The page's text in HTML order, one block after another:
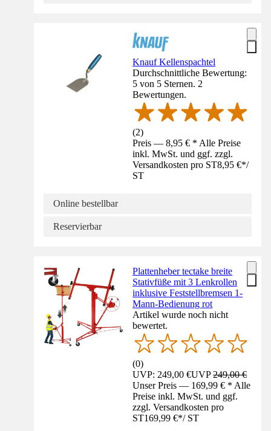
Knauf Kellenspachtel
Durchschnittliche Bewertung:
5 von 5 Sternen. 2
Bewertungen.
(2)
Preis — 8,95 € * Alle Preise
inkl. MwSt. und ggf. zzgl.
Versandkosten pro ST8,95 €*/
ST
Online bestellbar
Reservierbar
Plattenheber tectake breite
Stativfüße mit 3 Lenkrollen
inklusive Feststellbremsen 1-
Mann-Bedienung rot
Artikel wurde noch nicht
bewertet.
(0)
UVP: 249,00 €UVP249,00 €
Unser Preis — 169,99 € * Alle
Preise inkl. MwSt. und ggf.
zzgl. Versandkosten pro
ST169,99 €*/ ST